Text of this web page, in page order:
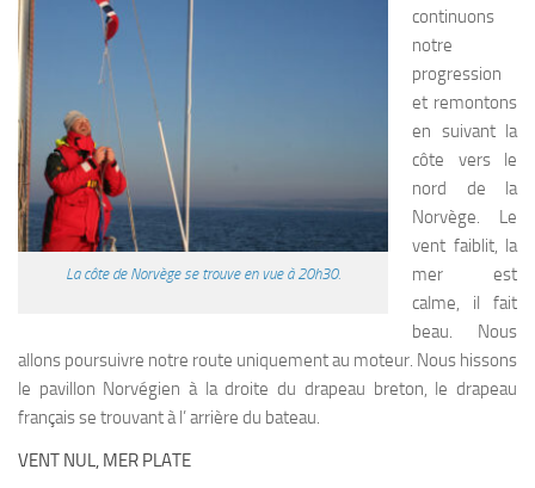
La côte de Norvège se trouve en vue à 20h30.
continuons
notre
progression
et remontons
en suivant la
côte vers le
nord de la
Norvège. Le
vent faiblit, la
mer est
calme, il fait
beau. Nous
allons poursuivre notre route uniquement au moteur. Nous hissons
le pavillon Norvégien à la droite du drapeau breton, le drapeau
français se trouvant à l’ arrière du bateau.
VENT NUL, MER PLATE